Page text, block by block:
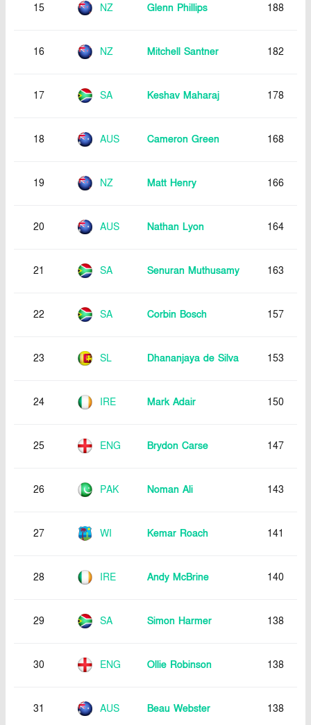
15 NZ Glenn Phillips 188
16 NZ Mitchell Santner 182
17 SA Keshav Maharaj 178
18 AUS Cameron Green 168
19 NZ Matt Henry 166
20 AUS Nathan Lyon 164
21 SA Senuran Muthusamy 163
22 SA Corbin Bosch 157
23 SL Dhananjaya de Silva 153
24 IRE Mark Adair 150
25 ENG Brydon Carse 147
26 PAK Noman Ali 143
27 WI Kemar Roach 141
28 IRE Andy McBrine 140
29 SA Simon Harmer 138
30 ENG Ollie Robinson 138
31 AUS Beau Webster 138